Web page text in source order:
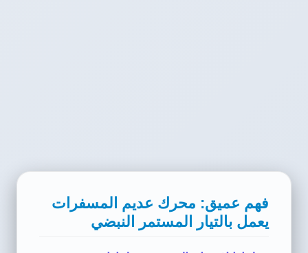
فهم عميق: محرك عديم المسفرات
يعمل بالتيار المستمر النبضي